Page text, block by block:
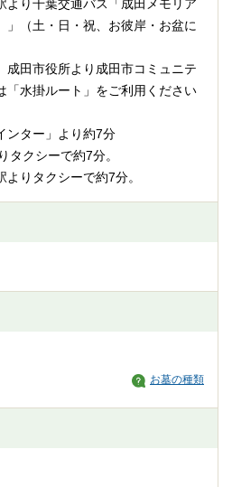
より千葉交通バス「成田メモリア
」（土・日・祝、お彼岸・お盆に
田市役所より成田市コミュニテ
「水掛ルート」をご利用ください
ンター」より約7分
タクシーで約7分。
よりタクシーで約7分。
お墓の種類